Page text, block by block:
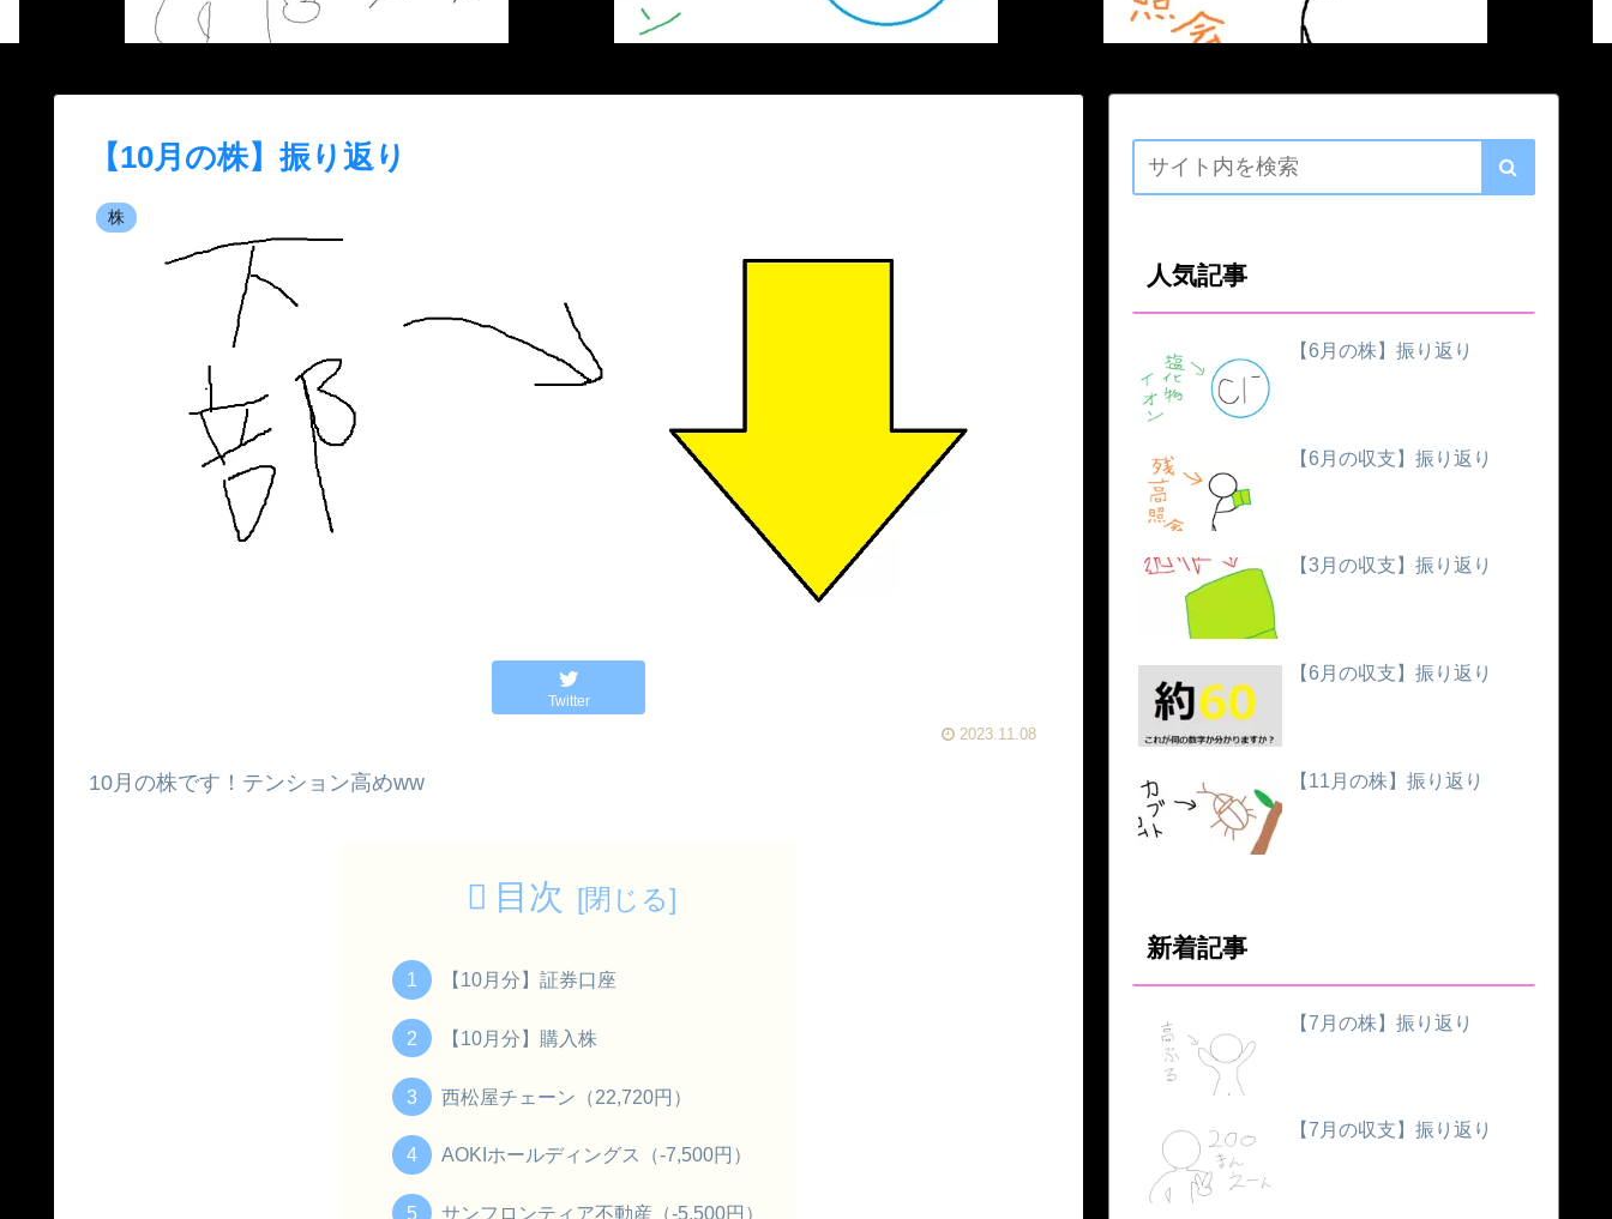
【10月の株】振り返り
株
Twitter
2023.11.08
10月の株です！テンション高めww
目次
【10月分】証券口座
【10月分】購入株
西松屋チェーン（22,720円）
AOKIホールディングス（-7,500円）
サンフロンティア不動産（-5,500円）
人気記事
【6月の株】振り返り
【6月の収支】振り返り
【3月の収支】振り返り
【6月の収支】振り返り
【11月の株】振り返り
新着記事
【7月の株】振り返り
【7月の収支】振り返り